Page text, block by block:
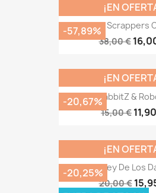
Star Scrappers
38,00 €
¡EN
-57,89%
RabbitZ &
15,00 €
¡EN
-20,67%
El Rey De Los
20,00 €
¡EN
-20,25%